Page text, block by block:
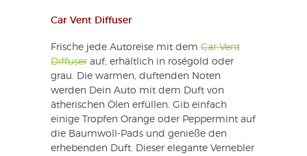
Car Vent Diffuser
Frische jede Autoreise mit dem Car Vent
Diffuser auf, erhältlich in roségold oder
grau. Die warmen, duftenden Noten
werden Dein Auto mit dem Duft von
ätherischen Ölen erfüllen. Gib einfach
einige Tropfen Orange oder Peppermint auf
die Baumwoll-Pads und genieße den
erhebenden Duft. Dieser elegante Vernebler